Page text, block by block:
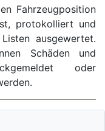
Fahrzeugposition
protokolliert und
ausgewertet.
Schäden und
oder